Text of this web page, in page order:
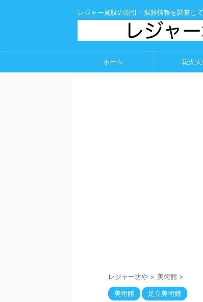
レジャー施設の割引・混雑情報を調査し
ホーム 花火大
レジャー坊や > 美術館 >
美術館 足立美術館